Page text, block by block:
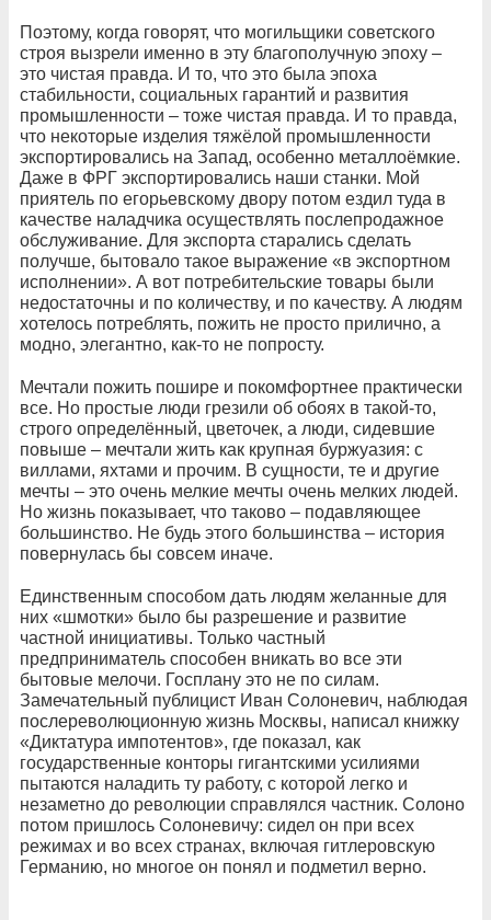
Поэтому, когда говорят, что могильщики советского
строя вызрели именно в эту благополучную эпоху –
это чистая правда. И то, что это была эпоха
стабильности, социальных гарантий и развития
промышленности – тоже чистая правда. И то правда,
что некоторые изделия тяжёлой промышленности
экспортировались на Запад, особенно металлоёмкие.
Даже в ФРГ экспортировались наши станки. Мой
приятель по егорьевскому двору потом ездил туда в
качестве наладчика осуществлять послепродажное
обслуживание. Для экспорта старались сделать
получше, бытовало такое выражение «в экспортном
исполнении». А вот потребительские товары были
недостаточны и по количеству, и по качеству. А людям
хотелось потреблять, пожить не просто прилично, а
модно, элегантно, как-то не попросту.
Мечтали пожить пошире и покомфортнее практически
все. Но простые люди грезили об обоях в такой-то,
строго определённый, цветочек, а люди, сидевшие
повыше – мечтали жить как крупная буржуазия: с
виллами, яхтами и прочим. В сущности, те и другие
мечты – это очень мелкие мечты очень мелких людей.
Но жизнь показывает, что таково – подавляющее
большинство. Не будь этого большинства – история
повернулась бы совсем иначе.
Единственным способом дать людям желанные для
них «шмотки» было бы разрешение и развитие
частной инициативы. Только частный
предприниматель способен вникать во все эти
бытовые мелочи. Госплану это не по силам.
Замечательный публицист Иван Солоневич, наблюдая
послереволюционную жизнь Москвы, написал книжку
«Диктатура импотентов», где показал, как
государственные конторы гигантскими усилиями
пытаются наладить ту работу, с которой легко и
незаметно до революции справлялся частник. Солоно
потом пришлось Солоневичу: сидел он при всех
режимах и во всех странах, включая гитлеровскую
Германию, но многое он понял и подметил верно.